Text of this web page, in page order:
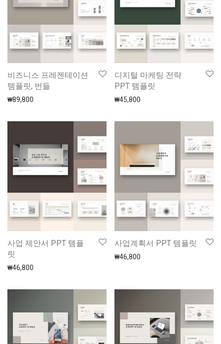
비즈니스 프레젠테이션
템플릿, 번들
₩89,800
디지털 마케팅 전략
PPT 템플릿
₩45,800
사업 제안서 PPT 템플
릿
₩46,800
사업계획서 PPT 템플릿
₩46,800